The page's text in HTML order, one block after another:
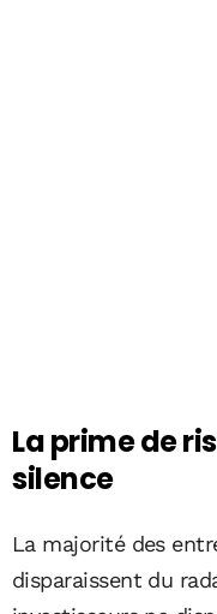
La prime de
silence
La majorité des
disparaissent du